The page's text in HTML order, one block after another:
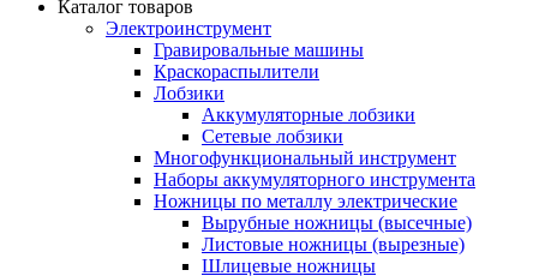
Каталог товаров
Электроинструмент
Гравировальные машины
Краскораспылители
Лобзики
Аккумуляторные лобзики
Сетевые лобзики
Многофункциональный инструмент
Наборы аккумуляторного инструмента
Ножницы по металлу электрические
Вырубные ножницы (высечные)
Листовые ножницы (вырезные)
Шлицевые ножницы